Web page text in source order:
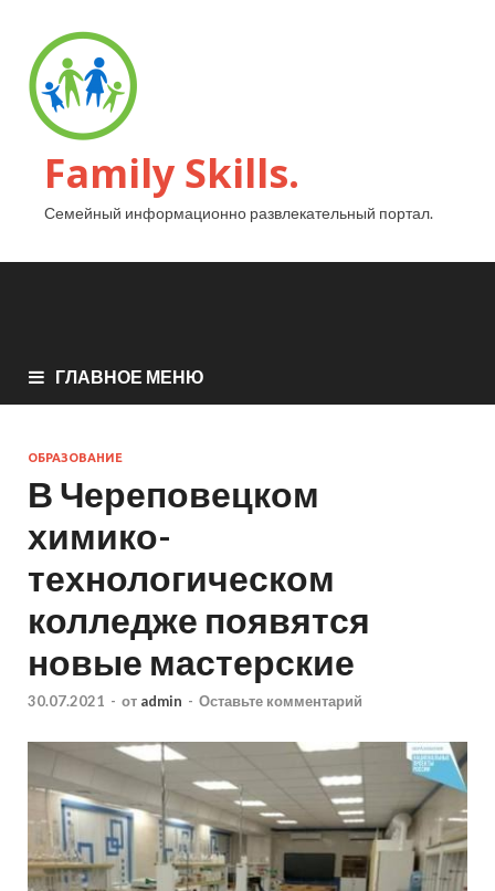
Family Skills.
Семейный информационно развлекательный портал.
ГЛАВНОЕ МЕНЮ
ОБРАЗОВАНИЕ
В Череповецком
химико-
технологическом
колледже появятся
новые мастерские
30.07.2021 - от admin - Оставьте комментарий